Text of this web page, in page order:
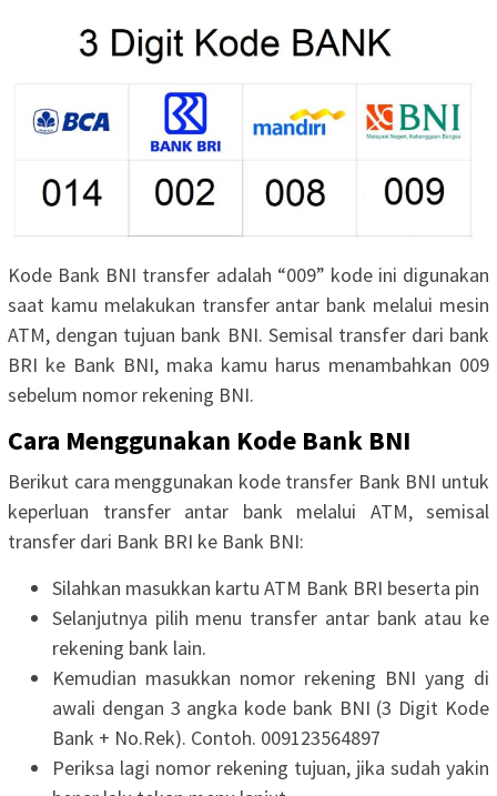
Kode Bank BNI transfer adalah “009” kode ini digunakan
saat kamu melakukan transfer antar bank melalui mesin
ATM, dengan tujuan bank BNI. Semisal transfer dari bank
BRI ke Bank BNI, maka kamu harus menambahkan 009
sebelum nomor rekening BNI.
Cara Menggunakan Kode Bank BNI
Berikut cara menggunakan kode transfer Bank BNI untuk
keperluan transfer antar bank melalui ATM, semisal
transfer dari Bank BRI ke Bank BNI:
Silahkan masukkan kartu ATM Bank BRI beserta pin
Selanjutnya pilih menu transfer antar bank atau ke
rekening bank lain.
Kemudian masukkan nomor rekening BNI yang di
awali dengan 3 angka kode bank BNI (3 Digit Kode
Bank + No.Rek). Contoh. 009123564897
Periksa lagi nomor rekening tujuan, jika sudah yakin